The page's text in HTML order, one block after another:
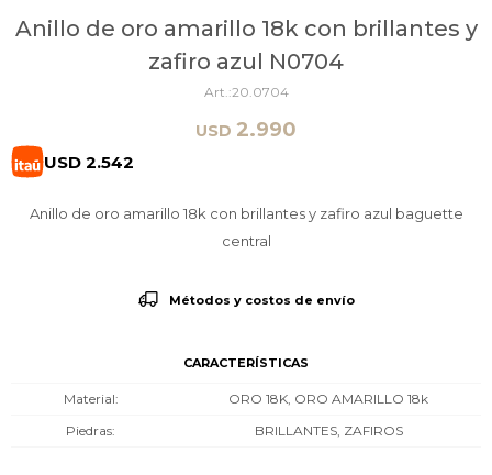
Anillo de oro amarillo 18k con brillantes y
zafiro azul N0704
20.0704
USD 2.990
USD 2.542
Anillo de oro amarillo 18k con brillantes y zafiro azul baguette
central
Métodos y costos de envío
CARACTERÍSTICAS
Material
ORO 18K, ORO AMARILLO 18k
Piedras
BRILLANTES, ZAFIROS